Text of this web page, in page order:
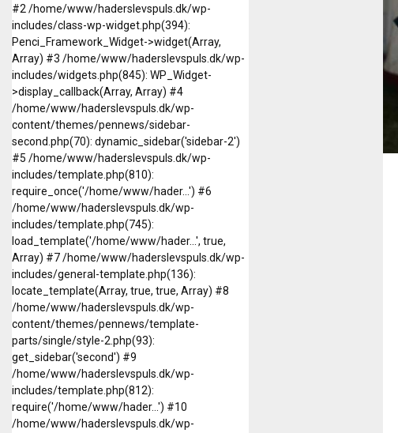
#2 /home/www/haderslevspuls.dk/wp-
includes/class-wp-widget.php(394):
Penci_Framework_Widget->widget(Array,
Array) #3 /home/www/haderslevspuls.dk/wp-
includes/widgets.php(845): WP_Widget-
>display_callback(Array, Array) #4
/home/www/haderslevspuls.dk/wp-
content/themes/pennews/sidebar-
second.php(70): dynamic_sidebar('sidebar-2')
#5 /home/www/haderslevspuls.dk/wp-
includes/template.php(810):
require_once('/home/www/hader...') #6
/home/www/haderslevspuls.dk/wp-
includes/template.php(745):
load_template('/home/www/hader...', true,
Array) #7 /home/www/haderslevspuls.dk/wp-
includes/general-template.php(136):
locate_template(Array, true, true, Array) #8
/home/www/haderslevspuls.dk/wp-
content/themes/pennews/template-
parts/single/style-2.php(93):
get_sidebar('second') #9
/home/www/haderslevspuls.dk/wp-
includes/template.php(812):
require('/home/www/hader...') #10
/home/www/haderslevspuls.dk/wp-